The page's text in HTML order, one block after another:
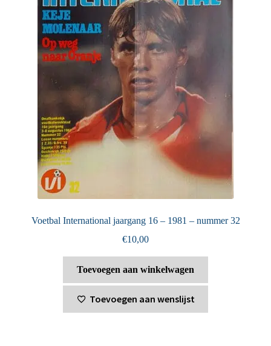
Puntertjes
Contact
Voetbal International jaargang 16 – 1981 – nummer 32
€10,00
Toevoegen aan winkelwagen
Toevoegen aan wenslijst